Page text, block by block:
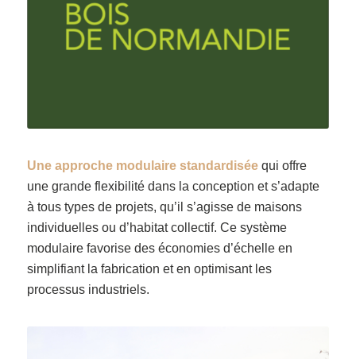
Une approche modulaire standardiséequi offre
une grande flexibilité dans la conception et s’adapte
à tous types de projets, qu’il s’agisse de maisons
individuelles ou d’habitat collectif. Cesystème
modulaire favorise des économies d’échelle en
simplifiant la fabrication et en optimisant les
processus industriels.